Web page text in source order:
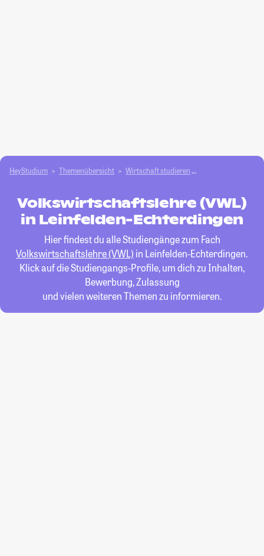
HeyStudium Themenübersicht Wirtschaft studieren
Volkswirtschaftslehre (VWL)
in Leinfelden-Echterdingen
Hier findest du alle Studiengänge zum Fach
Volkswirtschaftslehre (VWL) in Leinfelden-Echterdingen.
Klick auf die Studiengangs-Profile, um dich zu Inhalten,
Bewerbung, Zulassung
und vielen weiteren Themen zu informieren.